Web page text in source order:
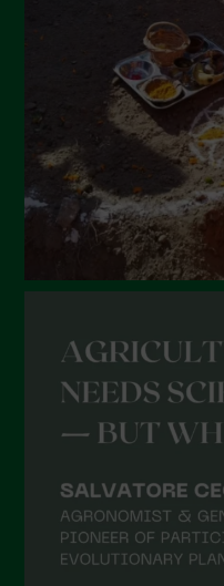
Aprile 2022
Marzo 2022
Febbraio 2022
Gennaio 2022
Dicembre 2021
Novembre 2021
Settembre 2021
Agosto 2021
Luglio 2021
Aprile 2021